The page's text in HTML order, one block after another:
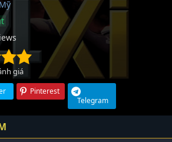
giá
Pinterest
Telegram